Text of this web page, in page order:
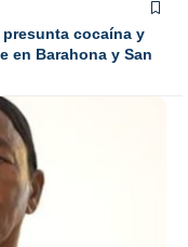
cocaína y
en Barahona y San